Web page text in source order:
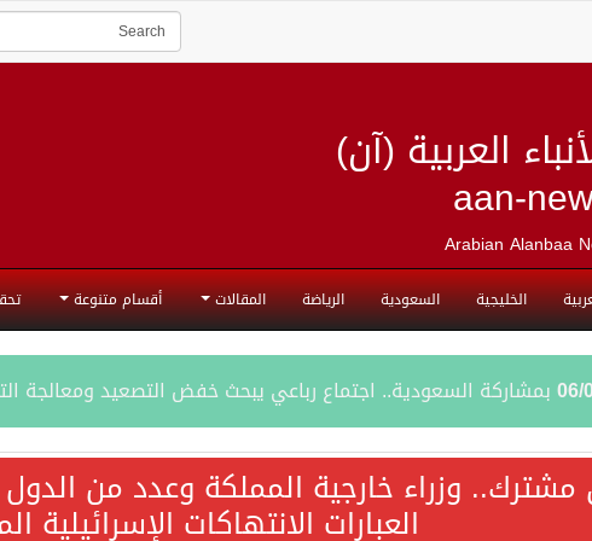
العربية (آن)
aan-
Arabian Alanbaa
الخليجية السعودية الرياضة المقالات أقسام متنوعة
06/ بمشاركة السعودية.. اجتماع رباعي يبحث خفض التصعيد ومعالجة
05/وزير الخارجية السعودي: جميع إجراءات إسرائيل الأحادية في
وزراء خارجية المملكة وعدد من الدول
العبارات الانتهاكات